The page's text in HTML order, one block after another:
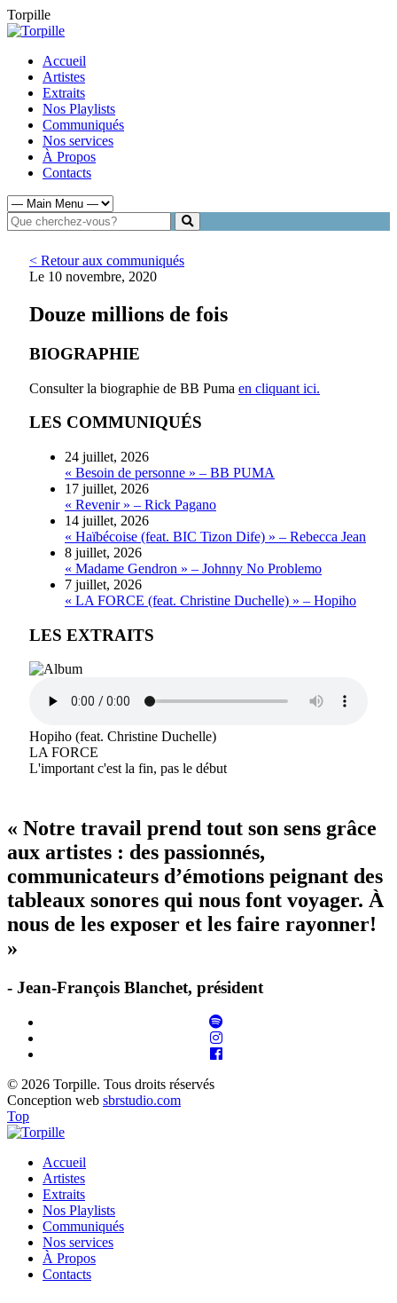
Torpille
Accueil
Artistes
Extraits
Nos Playlists
Communiqués
Nos services
À Propos
Contacts
< Retour aux communiqués
Le 10 novembre, 2020
Douze millions de fois
BIOGRAPHIE
Consulter la biographie de BB Puma en cliquant ici.
LES COMMUNIQUÉS
24 juillet, 2026
« Besoin de personne » – BB PUMA
17 juillet, 2026
« Revenir » – Rick Pagano
14 juillet, 2026
« Haïbécoise (feat. BIC Tizon Dife) » – Rebecca Jean
8 juillet, 2026
« Madame Gendron » – Johnny No Problemo
7 juillet, 2026
« LA FORCE (feat. Christine Duchelle) » – Hopiho
LES EXTRAITS
Hopiho (feat. Christine Duchelle)
LA FORCE
L'important c'est la fin, pas le début
« Notre travail prend tout son sens grâce
aux artistes : des passionnés,
communicateurs d’émotions peignant des
tableaux sonores qui nous font voyager. À
nous de les exposer et les faire rayonner!
»
- Jean-François Blanchet, président
© 2026 Torpille. Tous droits réservés
Conception web sbrstudio.com
Top
Accueil
Artistes
Extraits
Nos Playlists
Communiqués
Nos services
À Propos
Contacts